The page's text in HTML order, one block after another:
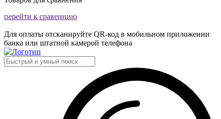
перейти к сравеннию
Для оплаты отсканируйте QR-код в мобильном приложении
банка или штатной камерой телефона